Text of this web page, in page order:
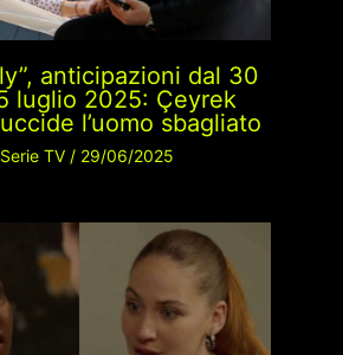
anticipazioni dal 30
luglio 2025: Çeyrek
l’uomo sbagliato
Serie TV/ 29/06/2025